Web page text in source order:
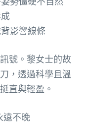
影響線條
號。黎女士的故
，透過科學且溫
直與輕盈。
遠不晚